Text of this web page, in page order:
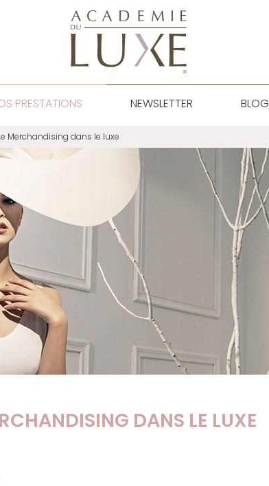
PRESTATIONS NEWSLETTER BLOG
Merchandising dans le luxe
DANS LE LUXE